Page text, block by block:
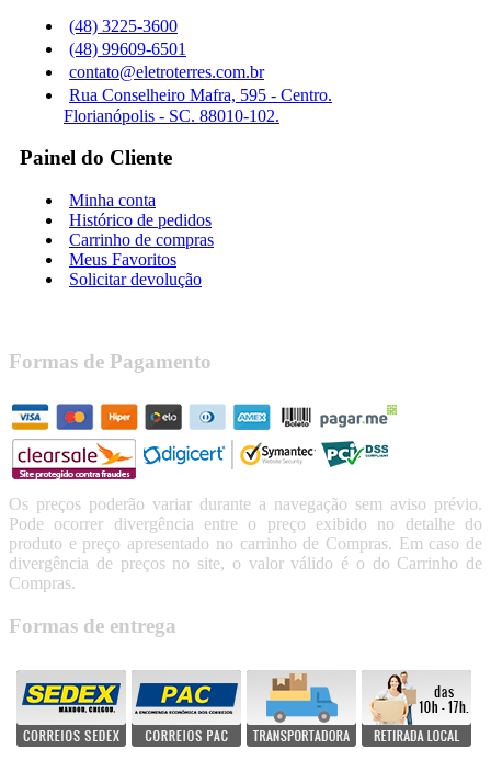
(48) 3225-3600
(48) 99609-6501
contato@eletroterres.com.br
Rua Conselheiro Mafra, 595 - Centro.
Florianópolis - SC. 88010-102.
Painel do Cliente
Minha conta
Histórico de pedidos
Carrinho de compras
Meus Favoritos
Solicitar devolução
Formas de Pagamento
Os preços poderão variar durante a navegação sem aviso prévio.
Pode ocorrer divergência entre o preço exibido no detalhe do
produto e preço apresentado no carrinho de Compras. Em caso de
divergência de preços no site, o valor válido é o do Carrinho de
Compras.
Formas de entrega